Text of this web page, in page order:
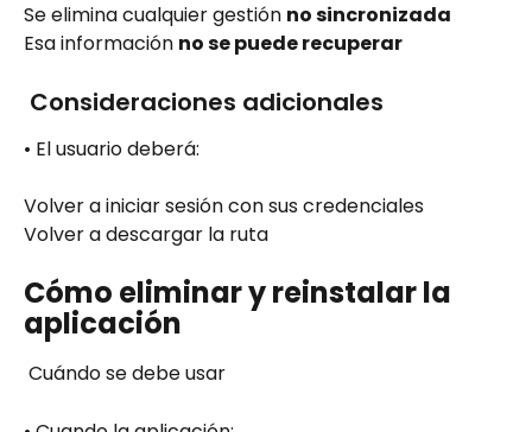
Se elimina cualquier gestión no sincronizada
Esa información no se puede recuperar
Consideraciones adicionales
• El usuario deberá:
Volver a iniciar sesión con sus credenciales
Volver a descargar la ruta
Cómo eliminar y reinstalar la
aplicación
Cuándo se debe usar